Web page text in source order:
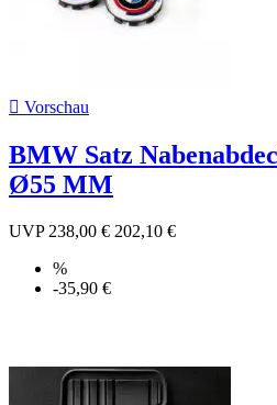
 Vorschau
BMW Satz
Ø55 MM
UVP 238,00 € 202,10 €
%
-35,90 €